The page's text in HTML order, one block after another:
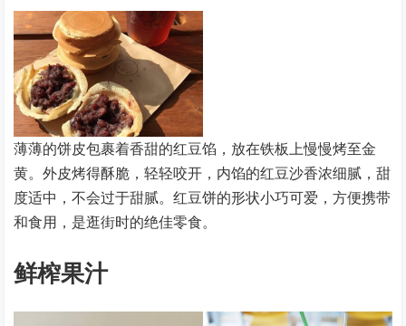
薄薄的饼皮包裹着香甜的红豆馅，放在铁板上慢慢烤至金
黄。外皮烤得酥脆，轻轻咬开，内馅的红豆沙香浓细腻，甜
度适中，不会过于甜腻。红豆饼的形状小巧可爱，方便携带
和食用，是逛街时的绝佳零食。
鲜榨果汁